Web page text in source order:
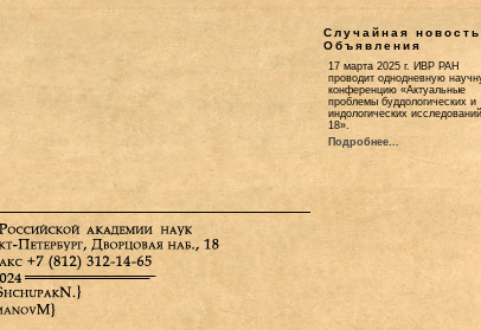
Случайная
Объявления
17 марта 2025 г. ИВР РАН
проводит однодневную
конференцию «Актуальные
проблемы буддологических и
индологических
18».
Подробнее...